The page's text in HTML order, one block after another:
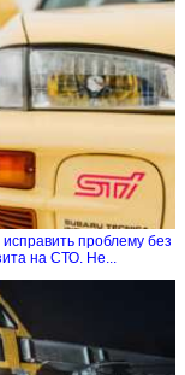
проблему без
на СТО. Не...